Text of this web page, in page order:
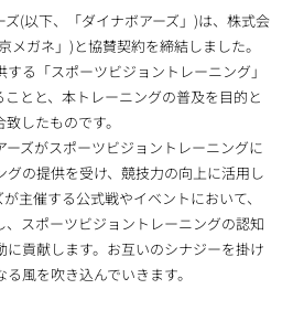
(以下、「ダイナボアーズ」)は、株式会
メガネ」)と協賛契約を締結しました。
る「スポーツビジョントレーニング」
とと、本トレーニングの普及を目的と
したものです。
ズがスポーツビジョントレーニングに
の提供を受け、競技力の向上に活用し
主催する公式戦やイベントにおいて、
スポーツビジョントレーニングの認知
貢献します。お互いのシナジーを掛け
風を吹き込んでいきます。